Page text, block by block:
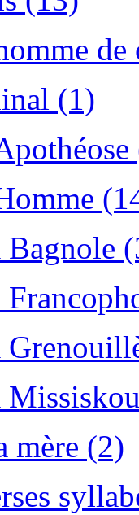
de
(1)
Bagnole
mère (2)